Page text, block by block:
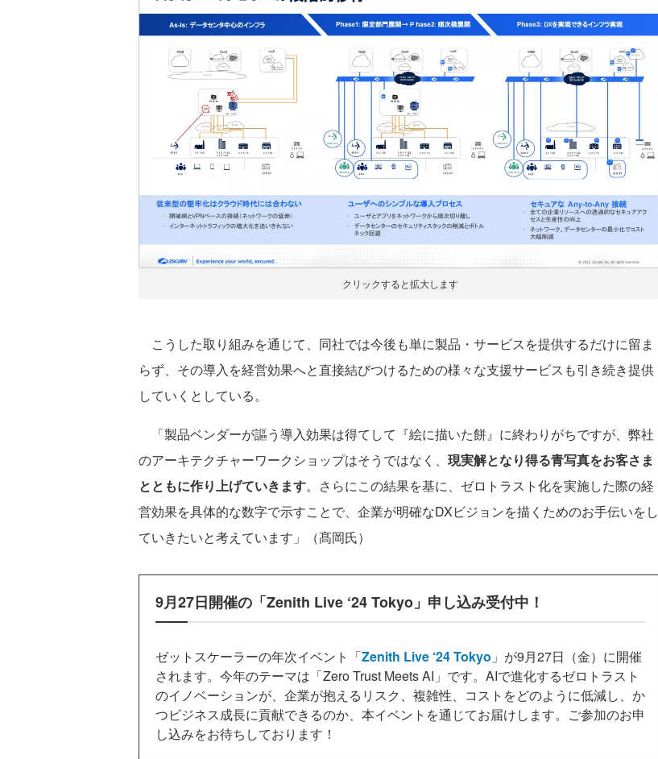
クリックすると拡大します
こうした取り組みを通じて、同社では今後も単に製品・サービスを提供するだけに留ま
らず、その導入を経営効果へと直接結びつけるための様々な支援サービスも引き続き提供
していくとしている。
「製品ベンダーが謳う導入効果は得てして『絵に描いた餅』に終わりがちですが、弊社
のアーキテクチャーワークショップはそうではなく、 現実解となり得る青写真をお客さま
とともに作り上げていきます。さらにこの結果を基に、ゼロトラスト化を実施した際の経
営効果を具体的な数字で示すことで、企業が明確なDXビジョンを描くためのお手伝いをし
ていきたいと考えています」（髙岡氏）
9月27日開催の「Zenith Live ‘24 Tokyo」申し込み受付中！
ゼットスケーラーの年次イベント「Zenith Live ‘24 Tokyo 」が9月27日（金）に開催
されます。今年のテーマは「Zero Trust Meets AI」です。AIで進化するゼロトラスト
のイノベーションが、企業が抱えるリスク、複雑性、コストをどのように低減し、か
つビジネス成長に貢献できるのか、本イベントを通じてお届けします。ご参加のお申
し込みをお待ちしております！